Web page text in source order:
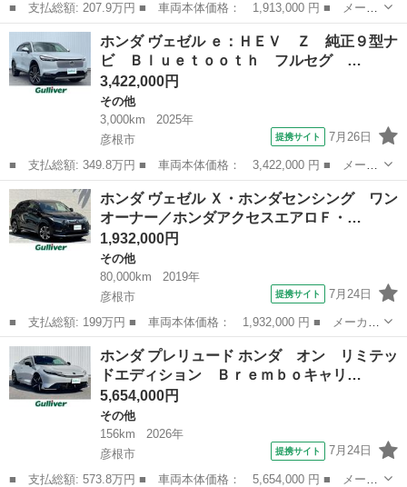
■ 支払総額: 207.9万円 ■ 車両本体価格： 1,913,000 円 ■ メーカ
ー名： ホンダ ■ 車種名： ヴェゼル ■ グレード名： ハイブリ
ッドＺ・ホンダセンシング 保証書／社外 ８インチ ＳＤナビ／ホ
ンダセン...
滋賀 彦根市 その他
ホンダ ヴェゼル ｅ：ＨＥＶ Ｚ 純正９型ナ
ビ Ｂｌｕｅｔｏｏｔｈ フルセグ …
3,422,000円
その他
3,000km
2025年
彦根市
提携サイト 7月26日
■ 支払総額: 349.8万円 ■ 車両本体価格： 3,422,000 円 ■ メーカ
ー名： ホンダ ■ 車種名： ヴェゼル ■ グレード名： ｅ：ＨＥ
Ｖ Ｚ 純正９型ナビ Ｂｌｕｅｔｏｏｔｈ フルセグ バックカメ
ラ ステ...
滋賀 彦根市 その他
ホンダ ヴェゼル Ｘ・ホンダセンシング ワン
オーナー／ホンダアクセスエアロＦ・…
1,932,000円
その他
80,000km
2019年
彦根市
提携サイト 7月24日
■ 支払総額: 199万円 ■ 車両本体価格： 1,932,000 円 ■ メーカー
名： ホンダ ■ 車種名： ヴェゼル ■ グレード名： Ｘ・ホンダ
センシング ワンオーナー／ホンダアクセスエアロＦ・Ｓ・Ｒ／純正
ナビ／バッ...
滋賀 彦根市 その他
ホンダ プレリュード ホンダ オン リミテッ
ドエディション Ｂｒｅｍｂｏキャリ…
5,654,000円
その他
156km
2026年
彦根市
提携サイト 7月24日
■ 支払総額: 573.8万円 ■ 車両本体価格： 5,654,000 円 ■ メーカ